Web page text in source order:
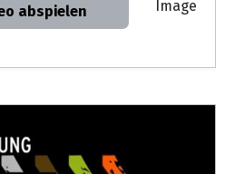
abspielen Image